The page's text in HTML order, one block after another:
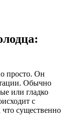
просто. Он
Обычно
или гладко
с
существенно